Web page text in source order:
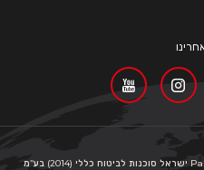
ביטוח נסיעות לחו"ל משווק ע"י PassportCard ישראל סוכנות לביטוח כללי (2014) בע”מ